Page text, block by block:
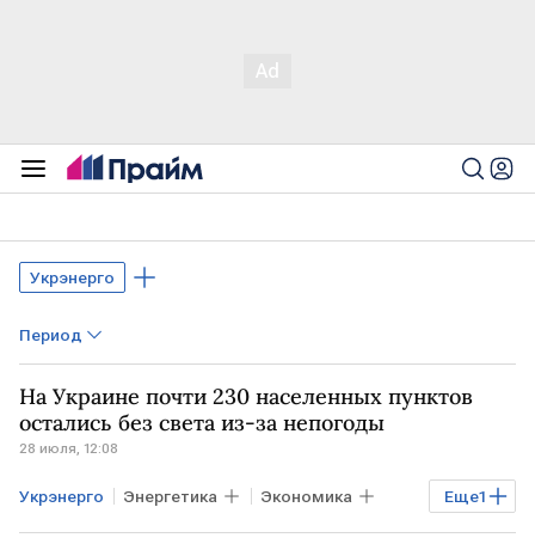
Укрэнерго
Период
На Украине почти 230 населенных пунктов
остались без света из-за непогоды
28 июля, 12:08
Еще1
Укрэнерго Энергетика Экономика
УКРАИНА